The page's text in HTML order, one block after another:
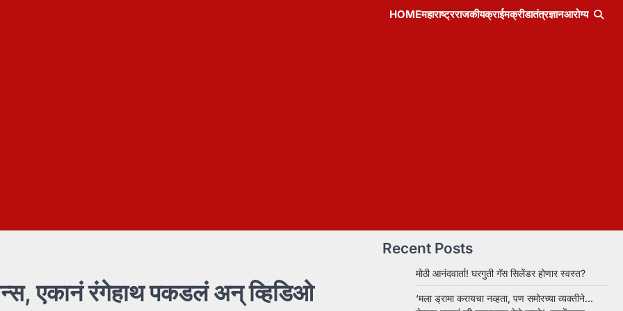
HOMEमहाराष्ट्रराजकीयक्राईमक्रीडातंत्रज्ञानआरोग्य
एकानं रंगेहाथ पकडलं अन् व्हिडिओ
Recent Posts
मोठी आनंदवार्ता! घरगुती गॅस सिलेंडर होणार स्वस्त?
‘मला ड्रामा करायचा नव्हता, पण समोरच्या व्यक्तीने…